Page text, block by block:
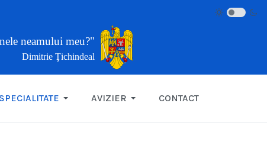
neamului meu?"
Dimitrie Ţichindeal
AVIZIER CONTACT